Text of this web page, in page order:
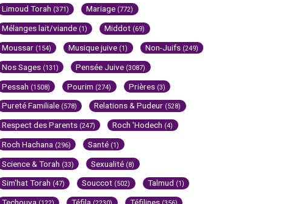
Limoud Torah (371) Mariage (772)
Mélanges lait/viande (1) Middot (69)
Moussar (154) Musique juive (1) Non-Juifs (249)
Nos Sages (131) Pensée Juive (3087)
Pessah (1508) Pourim (274) Prières (3)
Pureté Familiale (578) Relations & Pudeur (528)
Respect des Parents (247) Roch 'Hodech (4)
Roch Hachana (296) Santé (1)
Science & Torah (33) Sexualité (8)
Sim'hat Torah (47) Souccot (502) Talmud (1)